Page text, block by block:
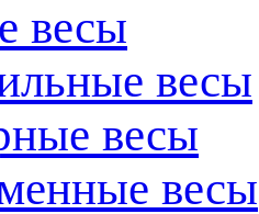
весы
весы
весы
весы